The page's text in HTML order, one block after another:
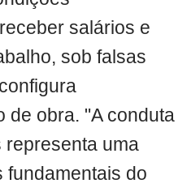
salários e
sob falsas
de obra. "A conduta
representa uma
fundamentais do